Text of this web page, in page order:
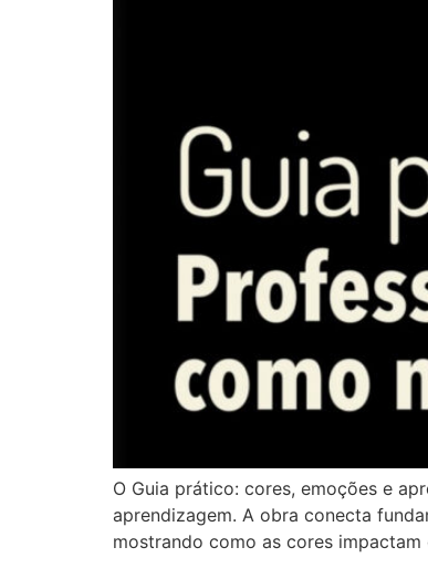
O Guia prático: cores, emoções e
aprendizagem. A obra conecta
mostrando como as cores